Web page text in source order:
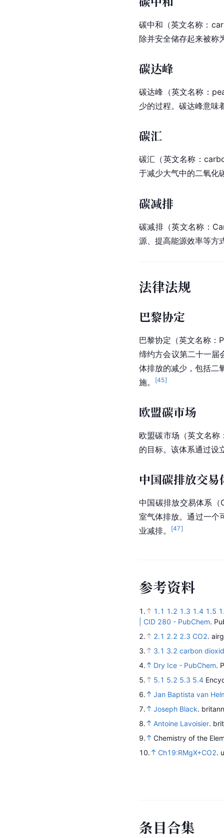
碳中和 （英文名称：
除并安全储存起来被称
碳达峰
碳达峰 （英文名称：
少的过程。碳达峰意味
碳汇
碳汇 （英文名称：
于减少大气中的二氧化
碳减排
碳减排（英文名称：
源 、提高能源效率等方
法律法规
巴黎协定
巴黎协定（英文名称：
缔约方会议第二十一届
体排放的减少，包括
施。
[45]
欧盟碳市场
欧盟碳市场（英文名
的目标。该体系通过设
中国碳排放交易
中国碳排放交易体系
室气体排放。通过一个
业减排。
[47]
参考资料
1. 1.1 1.2 1.3 1.4 1.5
| CID 280 - PubChem.
2.
2.1 2.2 2.3 CO2.
3.
3.1 3.2 carbon
4.
Dry Ice - PubChem.
5.
5.1 5.2 5.3 5.4
6.
Jan Baptista van
7.
Joseph Black.
8.
Antoine Lavoisier.
9.
Chemistry of the
10.
Ch19:RMgX+CO2.
条目合集